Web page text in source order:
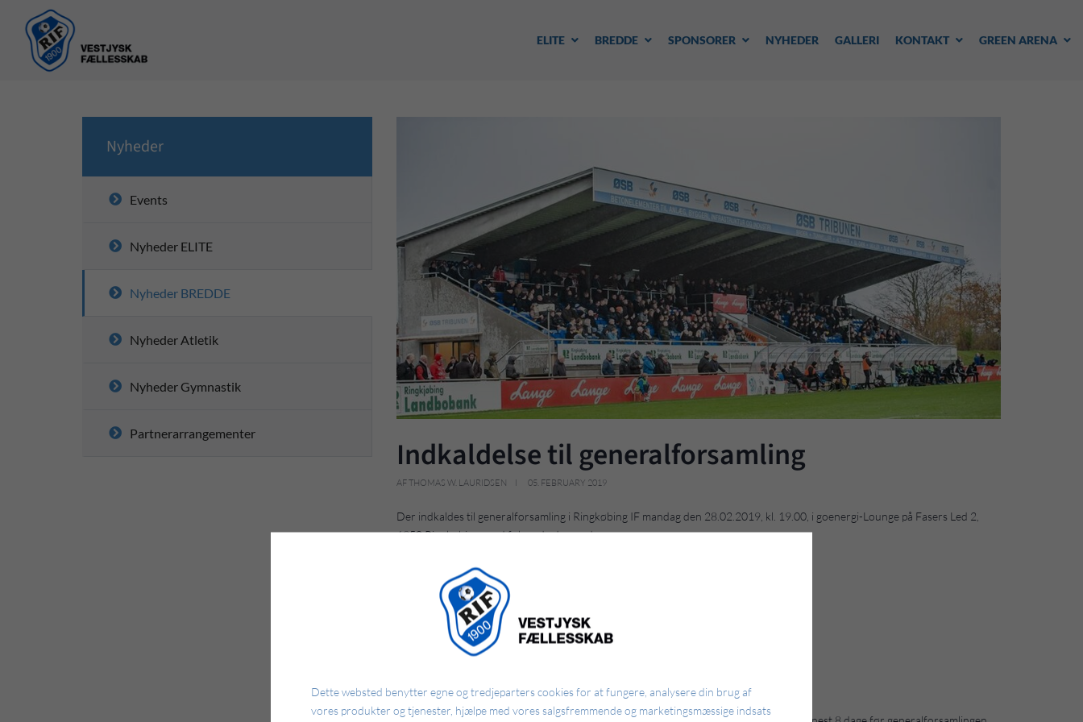
ELITE BREDDE SPONSORER NYHEDER GALLERI KONTAKT GREEN ARENA
Nyheder
Events
Nyheder ELITE
Nyheder BREDDE
Nyheder Atletik
Nyheder Gymnastik
Partnerarrangementer
Indkaldelse til generalforsamling
AF THOMAS W. LAURIDSEN 05. FEBRUARY 2019
Der indkaldes til generalforsamling i Ringkøbing IF mandag den 28.02.2019, kl. 19.00, i goenergi-Lounge på Fasers Led 2,
6950 Ringkøbing, med følgende dagsorden.
Formandens beretning
Kassererens beretning
Godkendelse af det reviderede regnskab
Valg af bestyrelsesmedlemmer og 1 suppleant
Valg af revisor
Eventuelt
Dette websted benytter egne og tredjeparters cookies for at fungere, analysere din brug af
vores produkter og tjenester, hjælpe med vores salgsfremmende og marketingsmæssige indsats